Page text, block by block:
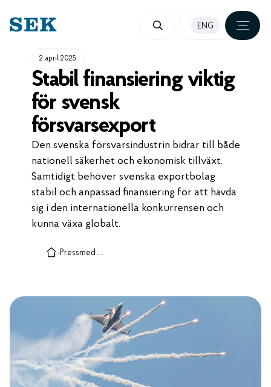
HOPPA
INNEHÅLL
ENG
2 april 2025
Stabil finansiering viktig
för svensk
försvarsexport
Den svenska försvarsindustrin bidrar till både
nationell säkerhet och ekonomisk tillväxt.
Samtidigt behöver svenska exportbolag
stabil och anpassad finansiering för att hävda
sig i den internationella konkurrensen och
kunna växa globalt.
› Pressmeddelanden, case och insikter